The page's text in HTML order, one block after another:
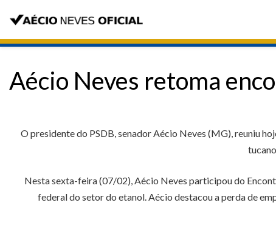
Aécio Neves retoma
O presidente do PSDB, senador Aécio Neves (MG), reuniu
Nesta sexta-feira (07/02), Aécio Neves participou do
federal do setor do etanol. Aécio destacou a perda de